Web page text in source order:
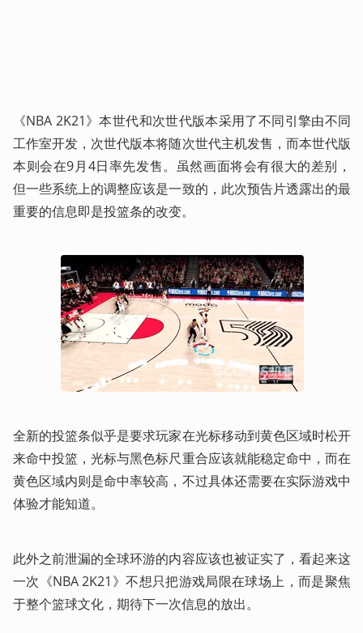
《NBA 2K21》本世代和次世代版本采用了不同引擎由不同
工作室开发，次世代版本将随次世代主机发售，而本世代版
本则会在9月4日率先发售。虽然画面将会有很大的差别，
但一些系统上的调整应该是一致的，此次预告片透露出的最
重要的信息即是投篮条的改变。
全新的投篮条似乎是要求玩家在光标移动到黄色区域时松开
来命中投篮，光标与黑色标尺重合应该就能稳定命中，而在
黄色区域内则是命中率较高，不过具体还需要在实际游戏中
体验才能知道。
此外之前泄漏的全球环游的内容应该也被证实了，看起来这
一次《NBA 2K21》不想只把游戏局限在球场上，而是聚焦
于整个篮球文化，期待下一次信息的放出。